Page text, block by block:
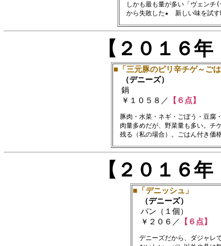
しかも最も量が多い「ヴェン
【２０１６
■「三元豚のピリ辛チゲ～ご
（デニーズ）
鍋
￥１０５８／
【６点】
豚肉・水菜・ネギ・ごぼう・豆腐
肉量多めだが、野菜量も多い。チ
【２０１６
■「デニッシュ」
（デニーズ）
パン（１個）
￥２０６／
【６点】
デニーズだから、ダジャレ